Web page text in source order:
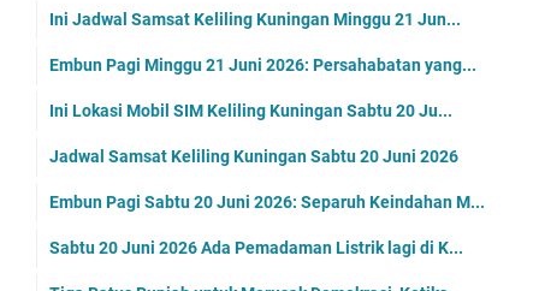
Ini Jadwal Samsat Keliling Kuningan Minggu 21 Jun...
Embun Pagi Minggu 21 Juni 2026: Persahabatan yang...
Ini Lokasi Mobil SIM Keliling Kuningan Sabtu 20 Ju...
Jadwal Samsat Keliling Kuningan Sabtu 20 Juni 2026
Embun Pagi Sabtu 20 Juni 2026: Separuh Keindahan M...
Sabtu 20 Juni 2026 Ada Pemadaman Listrik lagi di K...